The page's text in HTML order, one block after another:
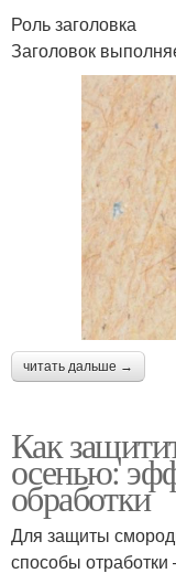
Роль заголовка
Заголовок
читать дальше →
Как
осенью:
обработки
Для защиты
способы отработки